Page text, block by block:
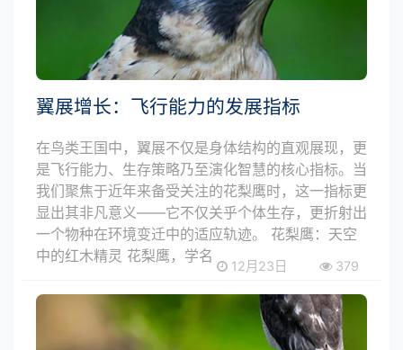
翼展增长：飞行能力的发展指标
在鸟类王国中，翼展不仅是身体结构的直观展现，更
是飞行能力、生存策略乃至演化智慧的核心指标。当
我们聚焦于近年来备受关注的花梨鹰时，这一指标更
显出其非凡意义——它不仅关乎个体生存，更折射出
一个物种在环境变迁中的适应轨迹。 花梨鹰：天空
中的红木精灵 花梨鹰，学名
12月23日 379